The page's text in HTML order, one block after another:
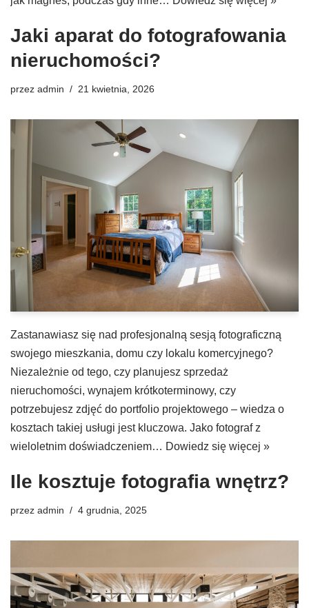
Jaki aparat do fotografowania
nieruchomości?
przez admin 21 kwietnia, 2026
Zastanawiasz się nad profesjonalną sesją fotograficzną
swojego mieszkania, domu czy lokalu komercyjnego?
Niezależnie od tego, czy planujesz sprzedaż
nieruchomości, wynajem krótkoterminowy, czy
potrzebujesz zdjęć do portfolio projektowego – wiedza o
kosztach takiej usługi jest kluczowa. Jako fotograf z
wieloletnim doświadczeniem… Dowiedz się więcej »
Ile kosztuje fotografia wnętrz?
przez admin 4 grudnia, 2025